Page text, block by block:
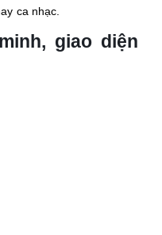
ca nhạc.
giao diện